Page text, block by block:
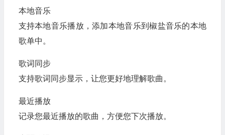
本地音乐
支持本地音乐播放，添加本地音乐到椒盐音乐的本地
歌单中。
歌词同步
支持歌词同步显示，让您更好地理解歌曲。
最近播放
记录您最近播放的歌曲，方便您下次播放。